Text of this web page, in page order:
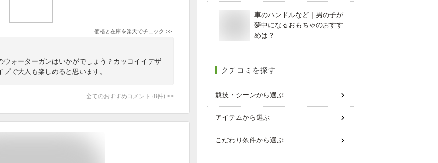
価格と在庫を楽天でチェック >>
ウォーターガンはいかがでしょう？カッコイイデザ
で大人も楽しめると思います。
全てのおすすめコメント (8件) >
車のハンドルなど｜男の子が
夢中になるおもちゃのおすす
めは？
クチコミを探す
競技・シーンから選ぶ
アイテムから選ぶ
こだわり条件から選ぶ